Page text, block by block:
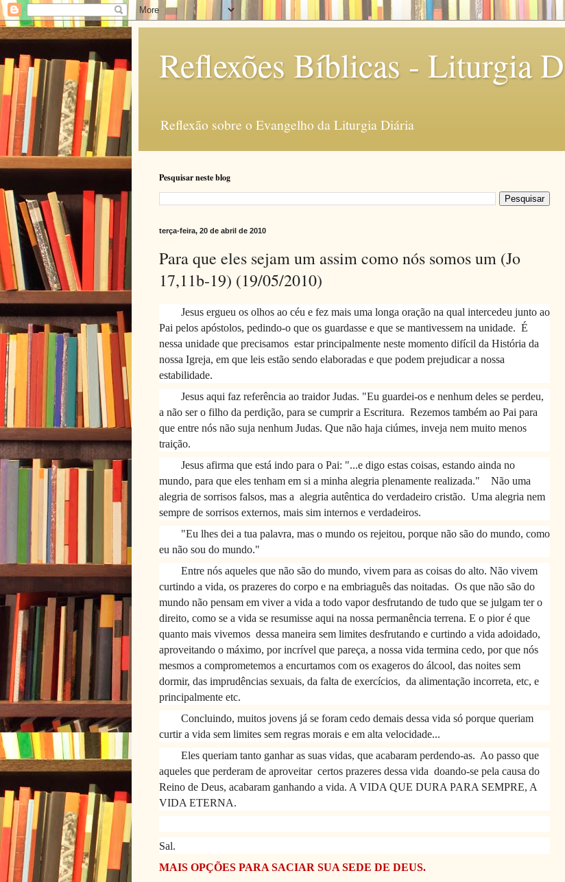
Reflexões Bíblicas - Liturgia
Reflexão sobre o Evangelho da Liturgia Diária
Pesquisar neste blog
terça-feira, 20 de abril de 2010
Para que eles sejam um assim como nós somos um (Jo
17,11b-19) (19/05/2010)
Jesus ergueu os olhos ao céu e fez mais uma longa oração na qual intercedeu junto ao
Pai pelos apóstolos, pedindo-o que os guardasse e que se mantivessem na unidade. É
nessa unidade que precisamos estar principalmente neste momento difícil da História da
nossa Igreja, em que leis estão sendo elaboradas e que podem prejudicar a nossa
estabilidade.
Jesus aqui faz referência ao traidor Judas. "Eu guardei-os e nenhum deles se perdeu,
a não ser o filho da perdição, para se cumprir a Escritura. Rezemos também ao Pai para
que entre nós não suja nenhum Judas. Que não haja ciúmes, inveja nem muito menos
traição.
Jesus afirma que está indo para o Pai: "...e digo estas coisas, estando ainda no
mundo, para que eles tenham em si a minha alegria plenamente realizada."
Não uma
alegria de sorrisos falsos, mas a alegria autêntica do verdadeiro cristão. Uma alegria nem
sempre de sorrisos externos, mais sim internos e verdadeiros.
"Eu lhes dei a tua palavra, mas o mundo os rejeitou, porque não são do mundo, como
eu não sou do mundo."
Entre nós aqueles que não são do mundo, vivem para as coisas do alto. Não vivem
curtindo a vida, os prazeres do corpo e na embriaguês das noitadas. Os que não são do
mundo não pensam em viver a vida a todo vapor desfrutando de tudo que se julgam ter o
direito, como se a vida se resumisse aqui na nossa permanência terrena. E o pior é que
quanto mais vivemos dessa maneira sem limites desfrutando e curtindo a vida adoidado,
aproveitando o máximo, por incrível que pareça, a nossa vida termina cedo, por que nós
mesmos a comprometemos a encurtamos com os exageros do álcool, das noites sem
dormir, das imprudências sexuais, da falta de exercícios, da alimentação incorreta, etc, e
principalmente etc.
Concluindo, muitos jovens já se foram cedo demais dessa vida só porque queriam
curtir a vida sem limites sem regras morais e em alta velocidade...
Eles queriam tanto ganhar as suas vidas, que acabaram perdendo-as. Ao passo que
aqueles que perderam de aproveitar certos prazeres dessa vida doando-se pela causa do
Reino de Deus, acabaram ganhando a vida. A VIDA QUE DURA PARA SEMPRE, A
VIDA ETERNA.
Sal.
MAIS OPÇÕES PARA SACIAR SUA SEDE DE DEUS.